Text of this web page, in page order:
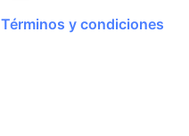
Términos y condiciones